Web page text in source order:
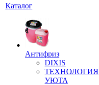
Каталог
Антифриз
DIXIS
ТЕХНОЛОГИЯ
УЮТА